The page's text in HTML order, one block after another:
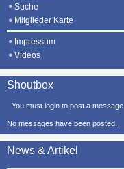
Suche
Mitglieder Karte
Impressum
Videos
Shoutbox
You must login to post a message.
No messages have been posted.
News & Artikel